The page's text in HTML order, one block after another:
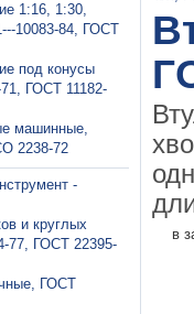
1:16, 1:30,
10083-84, ГОСТ
под конусы
ГОСТ 11182-
машинные,
2238-72
-
и круглых
77, ГОСТ 22395-
ГОСТ
в